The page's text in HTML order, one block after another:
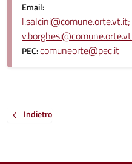
Email:
l.salcini@comune.orte.vt.it;
PEC:comuneorte@pec.it
Indietro